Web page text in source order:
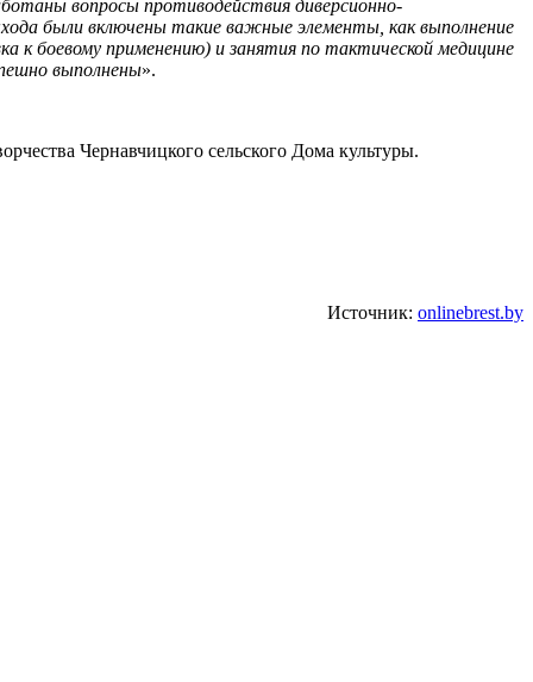
вопросы противодействия диверсионно-
были включены такие важные элементы, как выполнение
к боевому применению) и занятия по тактической медицине
выполнены».
Чернавчицкого сельского Дома культуры.
Источник: onlinebrest.by